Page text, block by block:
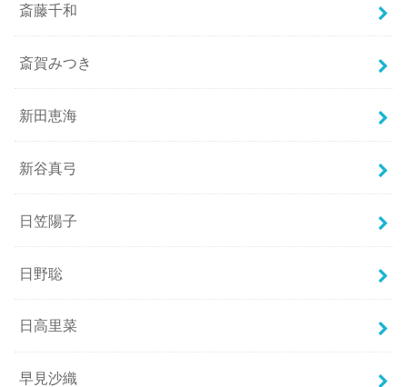
斎藤千和
斎賀みつき
新田恵海
新谷真弓
日笠陽子
日野聡
日高里菜
早見沙織